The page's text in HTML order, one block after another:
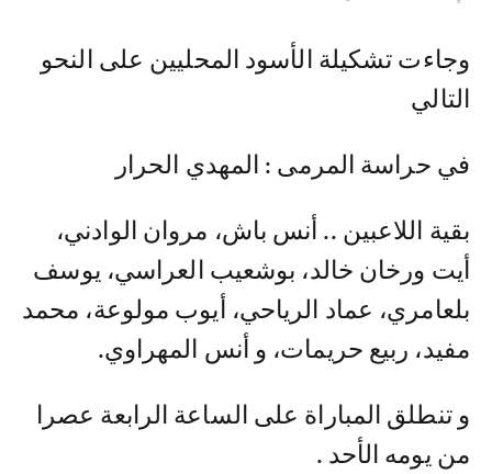
و جاءت تشكيلة الأسود المحليين على النحو
التالي
في حراسة المرمى : المهدي الحرار
بقية اللاعبين .. أنس باش، مروان الوادني،
أيت ورخان خالد، بوشعيب العراسي، يوسف
بلعامري، عماد الرياحي، أيوب مولوعة، محمد
مفيد، ربيع حريمات، و أنس المهراوي.
و تنطلق المباراة على الساعة الرابعة عصرا
من يومه الأحد .